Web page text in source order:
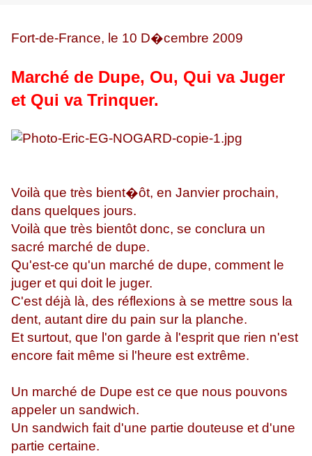
Fort-de-France, le 10 D�cembre 2009
Marché de Dupe, Ou, Qui va Juger
et Qui va Trinquer.
Voilà que très bient�ôt, en Janvier prochain,
dans quelques jours.
Voilà que très bientôt donc, se conclura un
sacré marché de dupe.
Qu'est-ce qu'un marché de dupe, comment le
juger et qui doit le juger.
C'est déjà là, des réflexions à se mettre sous la
dent, autant dire du pain sur la planche.
Et surtout, que l'on garde à l'esprit que rien n'est
encore fait même si l'heure est extrême.
Un marché de Dupe est ce que nous pouvons
appeler un sandwich.
Un sandwich fait d'une partie douteuse et d'une
partie certaine.